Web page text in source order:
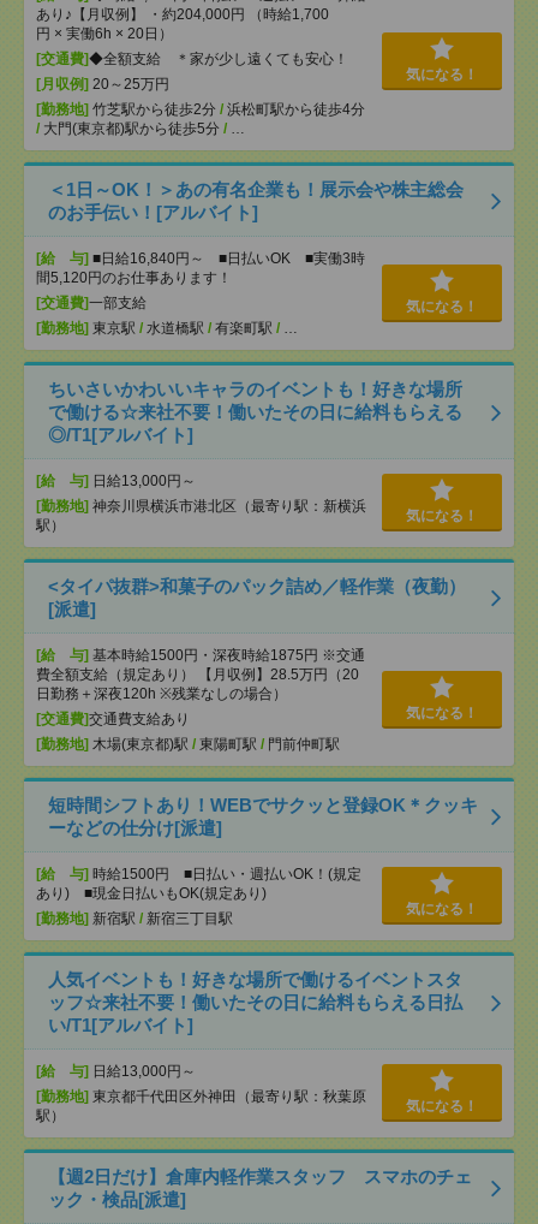
あり♪【月収例】 ・約204,000円 （時給1,700
円 × 実働6h × 20日）
[交通費]◆全額支給 ＊家が少し遠くても安心！
[月収例] 20～25万円
[勤務地] 竹芝駅から徒歩2分 / 浜松町駅から徒歩4分
/ 大門(東京都)駅から徒歩5分 / …
気になる！
＜1日～OK！＞あの有名企業も！展示会や株主総会
のお手伝い！[アルバイト]
[給 与] ■日給16,840円～ ■日払いOK ■実働3時
間5,120円のお仕事あります！
[交通費]一部支給
[勤務地] 東京駅 / 水道橋駅 / 有楽町駅 / …
気になる！
ちいさいかわいいキャラのイベントも！好きな場所
で働ける☆来社不要！働いたその日に給料もらえる
◎/T1[アルバイト]
[給 与] 日給13,000円～
[勤務地] 神奈川県横浜市港北区（最寄り駅：新横浜
駅）
気になる！
<タイパ抜群>和菓子のパック詰め／軽作業（夜勤）
[派遣]
[給 与] 基本時給1500円・深夜時給1875円 ※交通
費全額支給（規定あり） 【月収例】28.5万円（20
日勤務＋深夜120h ※残業なしの場合）
[交通費]交通費支給あり
[勤務地] 木場(東京都)駅 / 東陽町駅 / 門前仲町駅
気になる！
短時間シフトあり！WEBでサクッと登録OK＊クッキ
ーなどの仕分け[派遣]
[給 与] 時給1500円 ■日払い・週払いOK！(規定
あり) ■現金日払いもOK(規定あり)
[勤務地] 新宿駅 / 新宿三丁目駅
気になる！
人気イベントも！好きな場所で働けるイベントスタ
ッフ☆来社不要！働いたその日に給料もらえる日払
い/T1[アルバイト]
[給 与] 日給13,000円～
[勤務地] 東京都千代田区外神田（最寄り駅：秋葉原
駅）
気になる！
【週2日だけ】倉庫内軽作業スタッフ スマホのチェ
ック・検品[派遣]